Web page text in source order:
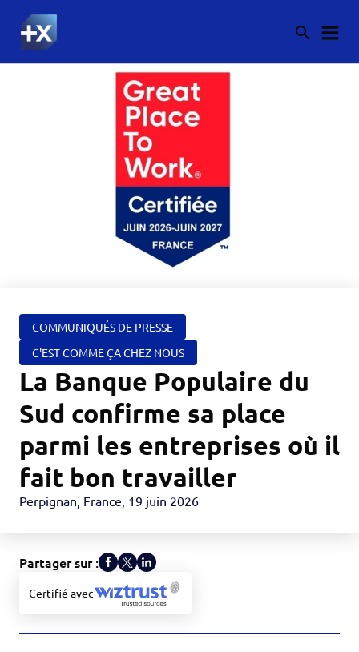
COMMUNIQUÉS DE PRESSE
C'EST COMME ÇA CHEZ NOUS
La Banque Populaire du
Sud confirme sa place
parmi les entreprises où il
fait bon travailler
Perpignan, France, 19 juin 2026
Partager sur :
Certifié avec